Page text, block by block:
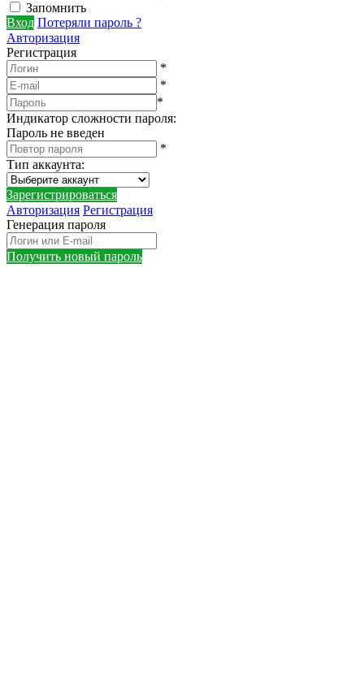
Запомнить
Вход Потеряли пароль ?
Авторизация
Регистрация
*
*
*
Индикатор сложности пароля:
Пароль не введен
*
Тип аккаунта:
Зарегистрироваться
Авторизация Регистрация
Генерация пароля
Получить новый пароль